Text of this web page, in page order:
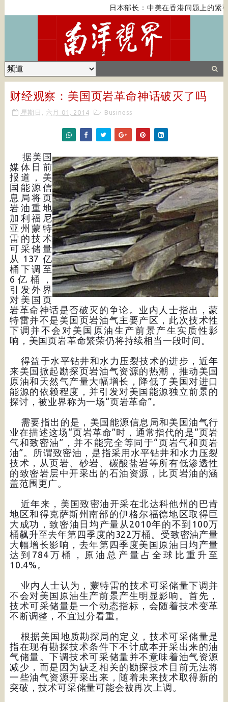
日本部长：中美在香港问题上的紧张
财经观察：美国页岩革命神话破灭了吗
星期日, 六月 01, 2014 Business
据美国
媒体日前
报道，美
国能源信
息局将页
岩油重地
加利福尼
亚州蒙特
雷的技术
可采储量
从137亿
桶下调至
6亿桶，
引发外界
对美国页
岩革命神话是否破灭的争论。业内人士指出，蒙
特雷并不是美国页岩油气主要产区，此次技术性
下调并不会对美国原油生产前景产生实质性影
响，美国页岩革命繁荣仍将持续相当一段时间。
得益于水平钻井和水力压裂技术的进步，近年
来美国掀起勘探页岩油气资源的热潮，推动美国
原油和天然气产量大幅增长，降低了美国对进口
能源的依赖程度，并引发对美国能源独立前景的
探讨，被业界称为一场“页岩革命”。
需要指出的是，美国能源信息局和美国油气行
业在描述这场“页岩革命”时，通常指代的是“页岩
气和致密油”，并不能完全等同于“页岩气和页岩
油”。所谓致密油，是指采用水平钻井和水力压裂
技术，从页岩、砂岩、碳酸盐岩等所有低渗透性
的致密岩层中开采出的石油资源，比页岩油的涵
盖范围更广。
近年来，美国致密油开采在北达科他州的巴肯
地区和得克萨斯州南部的伊格尔福德地区取得巨
大成功，致密油日均产量从2010年的不到100万
桶飙升至去年第四季度的322万桶。受致密油产量
大幅增长影响，去年第四季度美国原油日均产量
达到784万桶，原油总产量占全球比重升至
10.4%。
业内人士认为，蒙特雷的技术可采储量下调并
不会对美国原油生产前景产生明显影响。首先，
技术可采储量是一个动态指标，会随着技术变革
不断调整，不宜过分看重。
根据美国地质勘探局的定义，技术可采储量是
指在现有勘探技术条件下不计成本开采出来的油
气储量。下调技术可采储量并不意味着油气资源
减少，而是因为缺乏相关的勘探技术目前无法将
一些油气资源开采出来，随着未来技术取得新的
突破，技术可采储量可能会被再次上调。